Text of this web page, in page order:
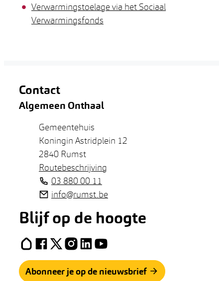
Verwarmingstoelage via het Sociaal
Verwarmingsfonds
Contact
Algemeen Onthaal
AdresGemeentehuis
Koningin Astridplein 12
,2840 Rumst
Routebeschrijving
03 880 00 11
E-mail
info@rumst.be
Blijf op de hoogte
HoplrFacebook
X (Twitter)
Instagram
LinkedInYouTube
Abonneer je op de nieuwsbrief